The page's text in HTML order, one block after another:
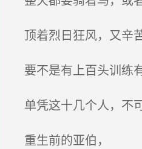
顶着烈日狂风，又辛
要不是有上百头训练
单凭这十几个人，不
重生前的亚伯，